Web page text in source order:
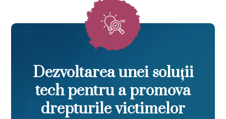
Dezvoltarea unei soluții
tech pentru a promova
drepturile victimelor